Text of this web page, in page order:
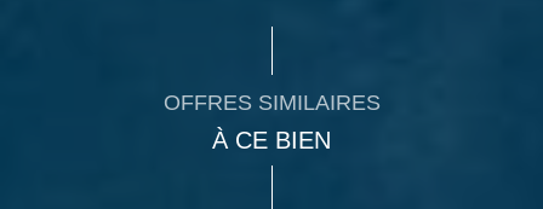
OFFRES SIMILAIRES
À CE BIEN